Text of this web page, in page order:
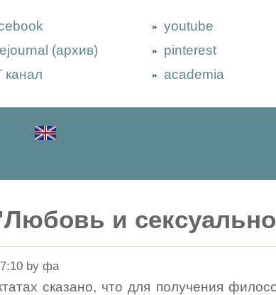
(архив)
канал
youtube
pinterest
academia
и
by фа
сказано, что для получения